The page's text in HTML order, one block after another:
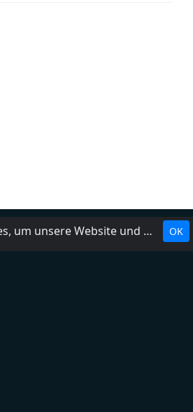
Wir verwenden Cookies, um unsere Website und unseren Service zu optimieren. OK